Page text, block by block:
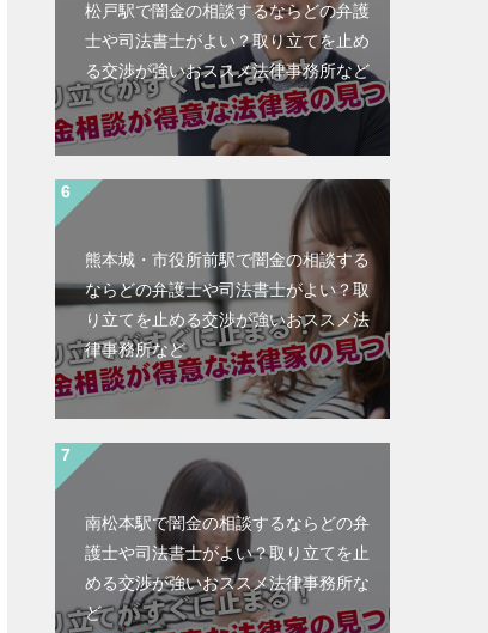
松戸駅で闇金の相談するならどの弁護
士や司法書士がよい？取り立てを止め
る交渉が強いおススメ法律事務所など
熊本城・市役所前駅で闇金の相談する
ならどの弁護士や司法書士がよい？取
り立てを止める交渉が強いおススメ法
律事務所など
南松本駅で闇金の相談するならどの弁
護士や司法書士がよい？取り立てを止
める交渉が強いおススメ法律事務所な
ど